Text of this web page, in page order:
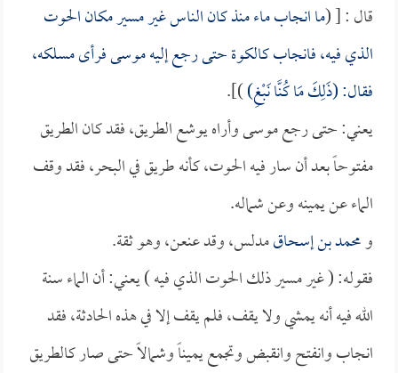
قال : [ (ما انجاب ماء منذ كان الناس غير مسير مكان الحوت
الذي فيه، فانجاب كالكوة حتى رجع إليه موسى فرأى مسلكه،
فقال: (ذَلِكَ مَا كُنَّا نَبْغِ))].
يعني: حتى رجع موسى وأراه يوشع الطريق، فقد كان الطريق
مفتوحاً بعد أن سار فيه الحوت، كأنه طريق في البحر، فقد وقف
الماء عن يمينه وعن شماله.
ومحمد بن إسحاقمدلس، وقد عنعن، وهو ثقة.
فقوله: ( غير مسير ذلك الحوت الذي فيه ) يعني: أن الماء سنة
الله فيه أنه يمشي ولا يقف، فلم يقف إلا في هذه الحادثة، فقد
انجاب وانفتح وانقبض وتجمع يميناً وشمالاً حتى صار كالطريق